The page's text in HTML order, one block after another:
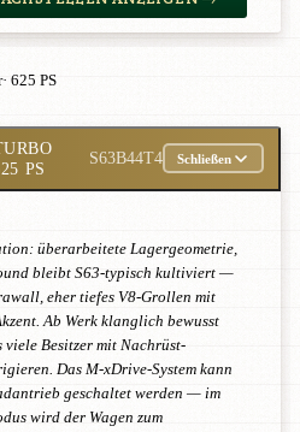
· 625 PS
PS
S63B44T4 Schließen
überarbeitete Lagergeometrie,
bleibt S63-typisch kultiviert —
eher tiefes V8-Grollen mit
Ab Werk klanglich bewusst
viele Besitzer mit Nachrüst-
Das M-xDrive-System kann
geschaltet werden — im
wird der Wagen zum